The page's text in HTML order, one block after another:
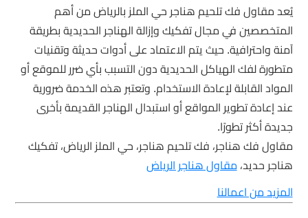
يُعد مقاول فك تلحيم هناجر حي الملز بالرياض من أهم
المتخصصين في مجال تفكيك وإزالة الهناجر الحديدية بطريقة
آمنة واحترافية. حيث يتم الاعتماد على أدوات حديثة وتقنيات
متطورة لفك الهياكل الحديدية دون التسبب بأي ضرر للموقع أو
المواد القابلة لإعادة الاستخدام. وتعتبر هذه الخدمة ضرورية
عند إعادة تطوير المواقع أو استبدال الهناجر القديمة بأخرى
جديدة أكثر تطورًا.
مقاول فك هناجر، فك تلحيم هناجر، حي الملز الرياض، تفكيك
هناجر حديد،مقاول هناجر الرياض
المزيد من اعمالنا